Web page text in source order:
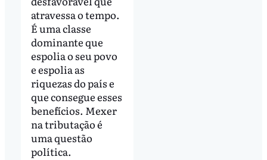
atravessa o tempo.
É uma classe
dominante que
espolia o seu povo
e espolia as
riquezas do país e
que consegue esses
benefícios. Mexer
na tributação é
uma questão
política.